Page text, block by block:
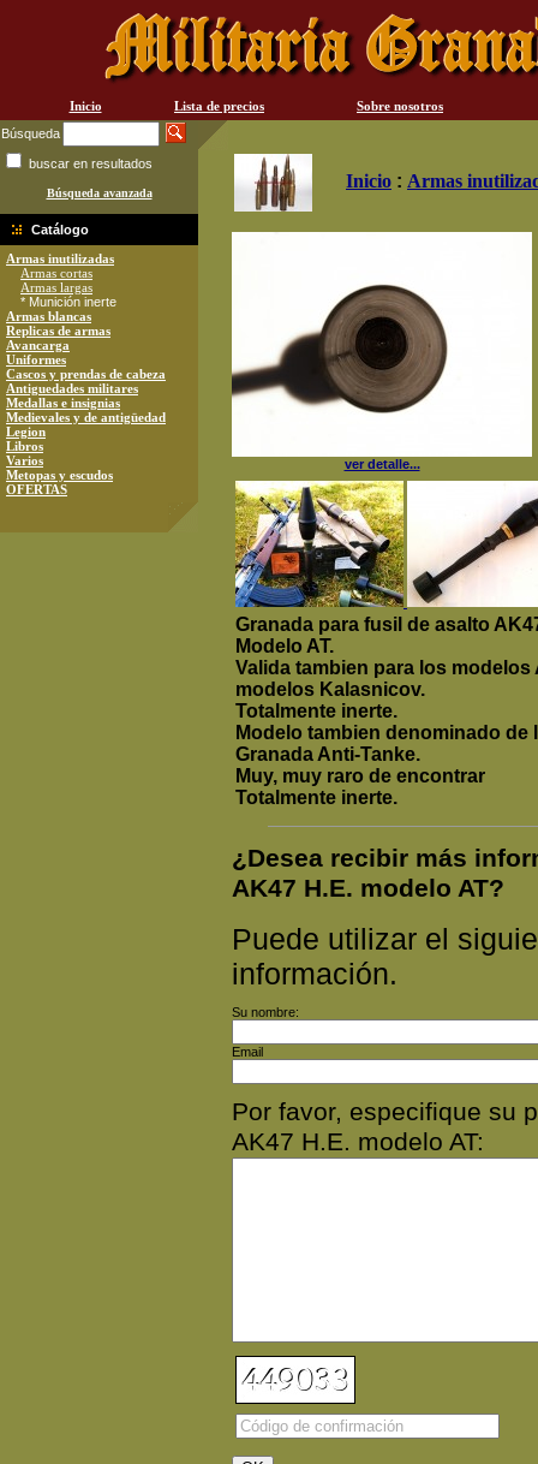
Inicio Lista de precios
Sobre nosotros
Búsqueda
buscar en resultados
Búsqueda avanzada
Catálogo
Armas inutilizadas
Armas cortas
Armas largas
* Munición inerte
Armas blancas
Replicas de armas
Avancarga
Uniformes
Cascos y prendas de cabeza
Antiguedades militares
Medallas e insignias
Medievales y de antigüedad
Legion
Libros
Varios
Metopas y escudos
OFERTAS
Inicio : Armas
ver detalle...
Granada para fusil de asalto
Modelo AT.
Valida tambien para los modelos
modelos Kalasnicov.
Totalmente inerte.
Modelo tambien denominado
Granada Anti-Tanke.
Muy, muy raro de encontrar
Totalmente inerte.
¿Desea recibir más
AK47 H.E. modelo AT?
Puede utilizar el
información.
Su nombre:
Email
Por favor, especifique su
AK47 H.E. modelo AT: